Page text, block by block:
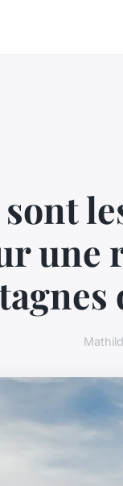
sont
une